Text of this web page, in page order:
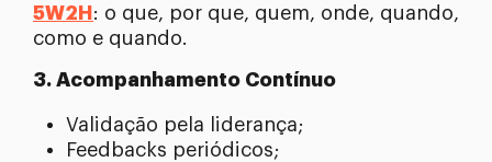
5W2H : o que, por que, quem, onde, quando,
como e quando.
3. Acompanhamento Contínuo
Validação pela liderança;
Feedbacks periódicos;